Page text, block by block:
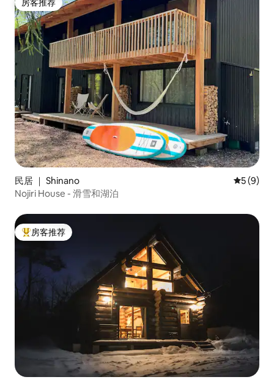
房客推荐
房客推荐
民居 ｜ Shinano 平均评分
5 (9)
Nojiri House - 滑雪和湖泊
热门「房客推荐」
房客推荐